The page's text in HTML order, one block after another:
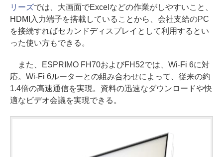
リーズでは、大画面でExcelなどの作業がしやすいこと、
HDMI入力端子を搭載していることから、会社支給のPC
を接続すればセカンドディスプレイとして利用するとい
った使い方もできる。
また、ESPRIMO FH70およびFH52では、Wi-Fi 6に対
応。Wi-Fi 6ルーターとの組み合わせによって、従来の約
1.4倍の高速通信を実現。資料の迅速なダウンロードや快
適なビデオ会議を実現できる。